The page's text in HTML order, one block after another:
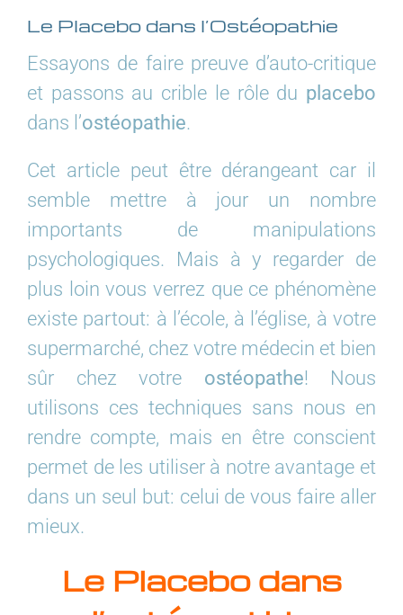
Le Placebo dans l’Ostéopathie
Essayons de faire preuve d’auto-critique
et passons au crible le rôle du placebo
dans l’ostéopathie.
Cet article peut être dérangeant car il
semble mettre à jour un nombre
importants de manipulations
psychologiques. Mais à y regarder de
plus loin vous verrez que ce phénomène
existe partout: à l’école, à l’église, à votre
supermarché, chez votre médecin et bien
sûr chez votre ostéopathe! Nous
utilisons ces techniques sans nous en
rendre compte, mais en être conscient
permet de les utiliser à notre avantage et
dans un seul but: celui de vous faire aller
mieux.
Le Placebo dans